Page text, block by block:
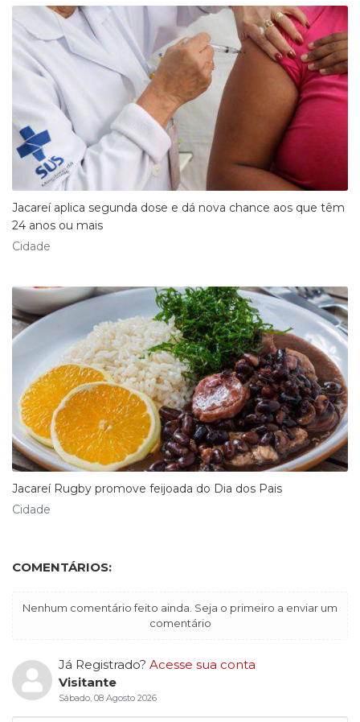
Jacareí aplica segunda dose e dá nova chance aos que têm
24 anos ou mais
Cidade
Jacareí Rugby promove feijoada do Dia dos Pais
Cidade
COMENTÁRIOS:
Nenhum comentário feito ainda. Seja o primeiro a enviar um
comentário
Já Registrado? Acesse sua conta
Visitante
Sábado, 08 Agosto 2026